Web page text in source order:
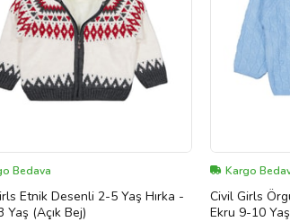
Bedava
Etnik Desenli 2-5 Yaş Hırka -
Yaş (Açık Bej)
Kargo
Civil Girls
Ekru 9-10